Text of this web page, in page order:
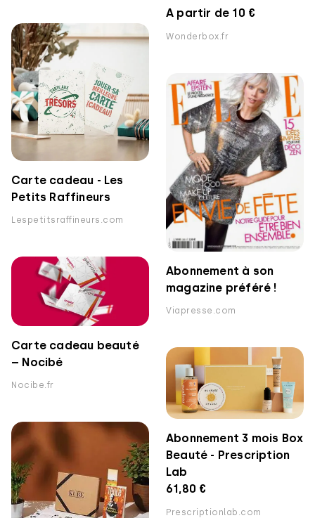
A partir de 10 €
Wonderbox.fr
Carte cadeau - Les
Petits Raffineurs
Lespetitsraffineurs.com
Abonnement à son
magazine préféré !
Viapresse.com
Carte cadeau beauté
– Nocibé
Nocibe.fr
Abonnement 3 mois Box
Beauté - Prescription
Lab
61,80 €
Prescriptionlab.com